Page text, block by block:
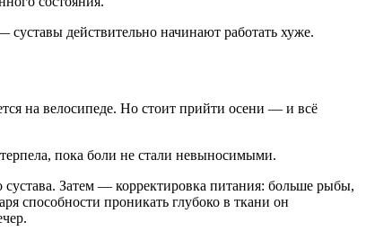
действительно начинают работать хуже.
на велосипеде. Но стоит прийти осени — и всё
пока боли не стали невыносимыми.
Затем — корректировка питания: больше рыбы,
способности проникать глубоко в ткани он